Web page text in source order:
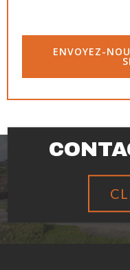
ENVOYEZ-